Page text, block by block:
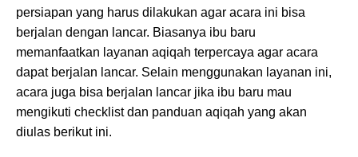
persiapan yang harus dilakukan agar acara ini bisa
berjalan dengan lancar. Biasanya ibu baru
memanfaatkan layanan aqiqah terpercaya agar acara
dapat berjalan lancar. Selain menggunakan layanan ini,
acara juga bisa berjalan lancar jika ibu baru mau
mengikuti checklist dan panduan aqiqah yang akan
diulas berikut ini.